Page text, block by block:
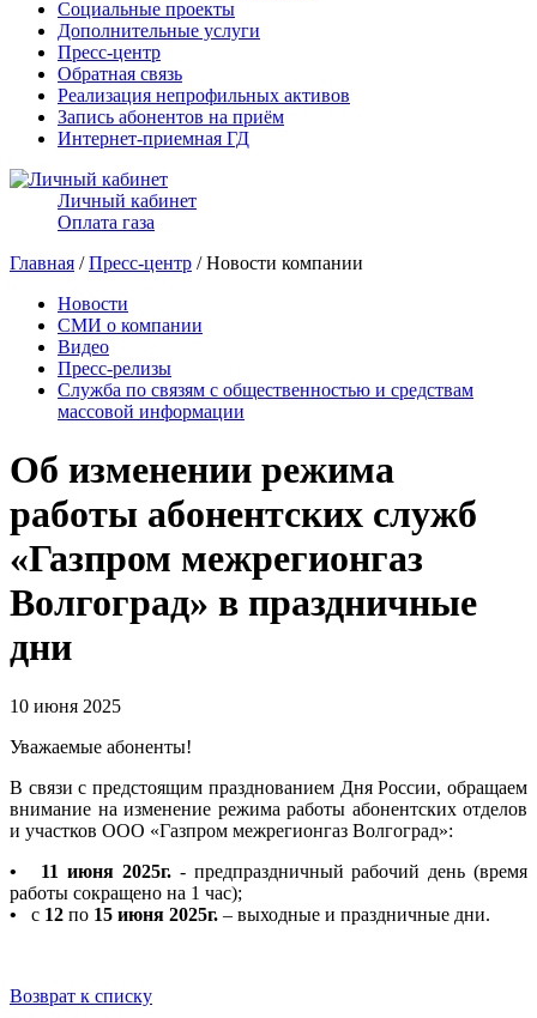
Социальные проекты
Дополнительные услуги
Пресс-центр
Обратная связь
Реализация непрофильных активов
Запись абонентов на приём
Интернет-приемная ГД
Личный кабинет
Оплата газа
Главная /Пресс-центр / Новости компании
Новости
СМИ о компании
Видео
Пресс-релизы
Служба по связям с общественностью и средствам
массовой информации
Об изменении режима
работы абонентских служб
«Газпром межрегионгаз
Волгоград» в праздничные
дни
10 июня 2025
Уважаемые абоненты!
В связи с предстоящим празднованием Дня России, обращаем
внимание на изменение режима работы абонентских отделов
и участков ООО «Газпром межрегионгаз Волгоград»:
• 11 июня 2025г. - предпраздничный рабочий день (время
работы сокращено на 1 час);
• с 12 по 15 июня 2025г. – выходные и праздничные дни.
Возврат к списку